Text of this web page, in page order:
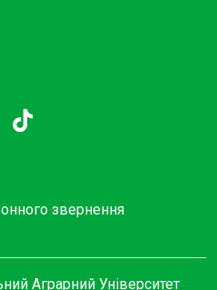
звернення
Аграрний Університет